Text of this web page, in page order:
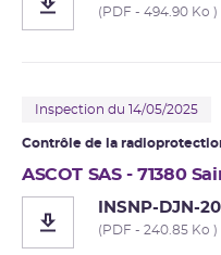
(PDF - 494.90 Ko )
Inspection du 14/05/2025
Contrôle de la
ASCOT SAS - 71380
INSNP-DJN-
(PDF - 240.85 Ko )